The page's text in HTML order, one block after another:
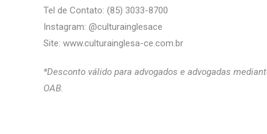
Tel de Contato: (85) 3033-8700
Instagram: @culturainglesace
Site: www.culturainglesa-ce.com.br
*Desconto válido para advogados e advogadas
OAB.